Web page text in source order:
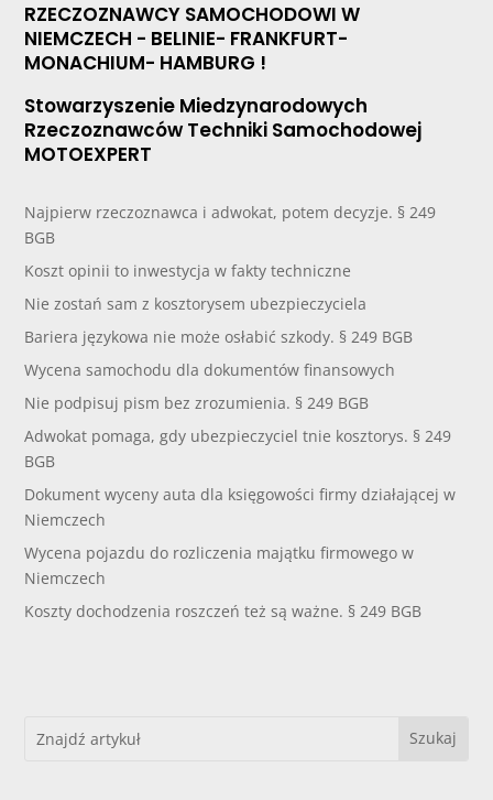
RZECZOZNAWCY SAMOCHODOWI W
NIEMCZECH - BELINIE- FRANKFURT-
MONACHIUM- HAMBURG !
Stowarzyszenie Miedzynarodowych
Rzeczoznawców Techniki Samochodowej
MOTOEXPERT
Najpierw rzeczoznawca i adwokat, potem decyzje. § 249
BGB
Koszt opinii to inwestycja w fakty techniczne
Nie zostań sam z kosztorysem ubezpieczyciela
Bariera językowa nie może osłabić szkody. § 249 BGB
Wycena samochodu dla dokumentów finansowych
Nie podpisuj pism bez zrozumienia. § 249 BGB
Adwokat pomaga, gdy ubezpieczyciel tnie kosztorys. § 249
BGB
Dokument wyceny auta dla księgowości firmy działającej w
Niemczech
Wycena pojazdu do rozliczenia majątku firmowego w
Niemczech
Koszty dochodzenia roszczeń też są ważne. § 249 BGB